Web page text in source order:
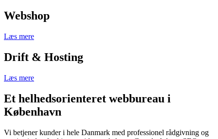
Webshop
Læs mere
Drift & Hosting
Læs mere
Et helhedsorienteret webbureau i
København
Vi betjener kunder i hele Danmark med professionel rådgivning og